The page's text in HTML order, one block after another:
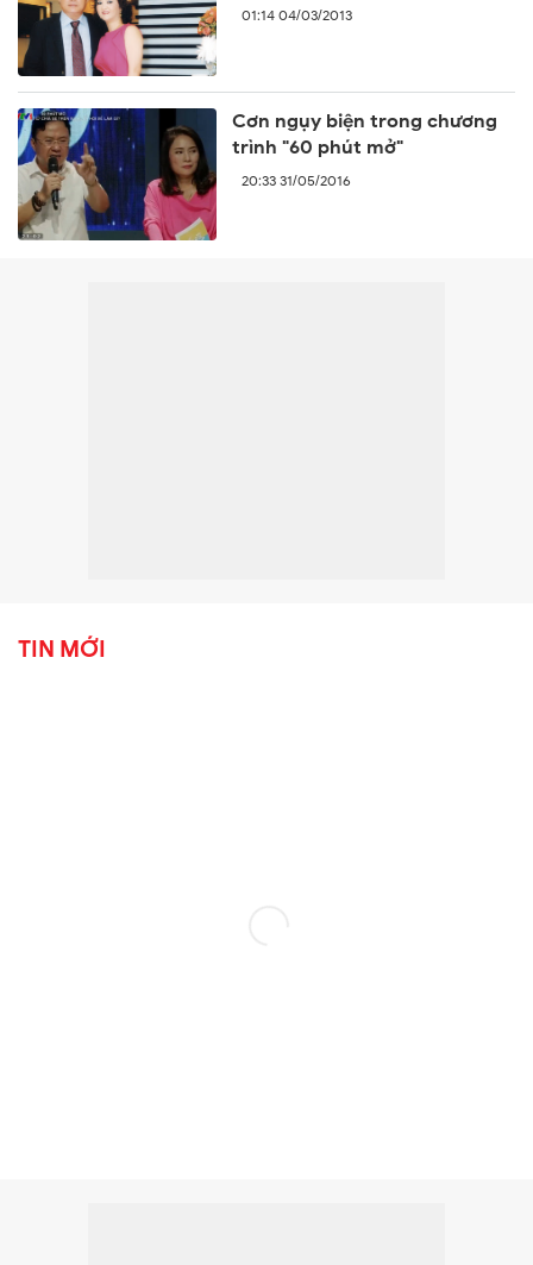
01:14 04/03/2013
Cơn ngụy biện trong chương
trình "60 phút mở"
20:33 31/05/2016
TIN MỚI